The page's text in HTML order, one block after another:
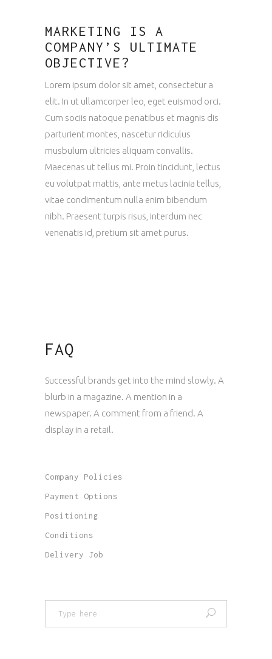
MARKETING IS A
COMPANY’S ULTIMATE
OBJECTIVE?
Lorem ipsum dolor sit amet, consectetur a
elit. In ut ullamcorper leo, eget euismod orci.
Cum sociis natoque penatibus et magnis dis
parturient montes, nascetur ridiculus
musbulum ultricies aliquam convallis.
Maecenas ut tellus mi. Proin tincidunt, lectus
eu volutpat mattis, ante metus lacinia tellus,
vitae condimentum nulla enim bibendum
nibh. Praesent turpis risus, interdum nec
venenatis id, pretium sit amet purus.
FAQ
Successful brands get into the mind slowly. A
blurb in a magazine. A mention in a
newspaper. A comment from a friend. A
display in a retail.
Company Policies
Payment Options
Positioning
Conditions
Delivery Job